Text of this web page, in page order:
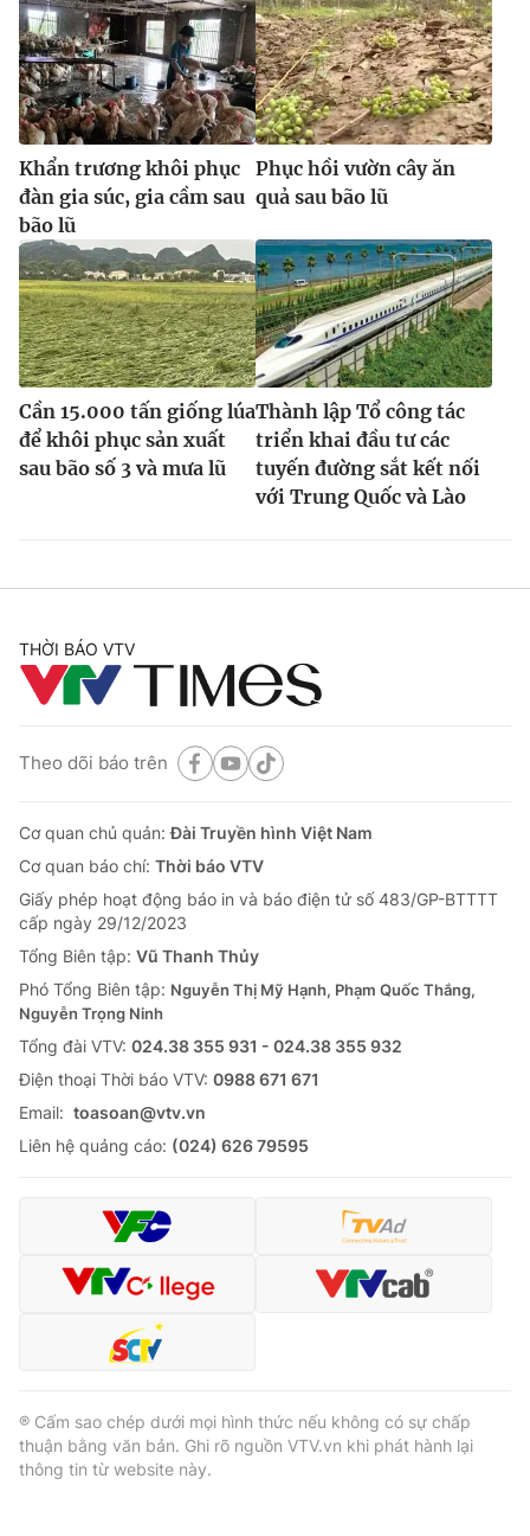
Khẩn trương khôi phục
đàn gia súc, gia cầm sau
bão lũ
Phục hồi vườn cây ăn
quả sau bão lũ
Cần 15.000 tấn giống lúa
để khôi phục sản xuất
sau bão số 3 và mưa lũ
Thành lập Tổ công tác
triển khai đầu tư các
tuyến đường sắt kết nối
với Trung Quốc và Lào
THỜI BÁO VTV
Theo dõi báo trên
Cơ quan chủ quản:Đài Truyền hình Việt Nam
Cơ quan báo chí: Thời báo VTV
Giấy phép hoạt động báo in và báo điện tử số 483/GP-BTTTT
cấp ngày 29/12/2023
Tổng Biên tập: Vũ Thanh Thủy
Phó Tổng Biên tập: Nguyễn Thị Mỹ Hạnh, Phạm Quốc Thắng,
Nguyễn Trọng Ninh
Tổng đài VTV: 024.38 355 931 - 024.38 355 932
Ðiện thoại Thời báo VTV: 0988 671 671
Email: toasoan@vtv.vn
Liên hệ quảng cáo: (024) 626 79595
® Cấm sao chép dưới mọi hình thức nếu không có sự chấp
thuận bằng văn bản. Ghi rõ nguồn VTV.vn khi phát hành lại
thông tin từ website này.